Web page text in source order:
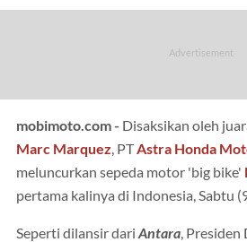
mobimoto.com - Disaksikan oleh
Marc Marquez, PTAstra Honda
meluncurkan sepeda motor 'big bike'
pertama kalinya di Indonesia, Sabtu
Seperti dilansir dari Antara ,